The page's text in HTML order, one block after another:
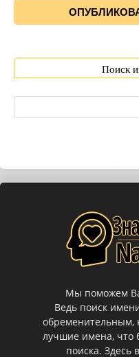
Поиск
Мы поможем
Ведь поиск
обременительным,
лучшие имена, что
поиска. Здесь